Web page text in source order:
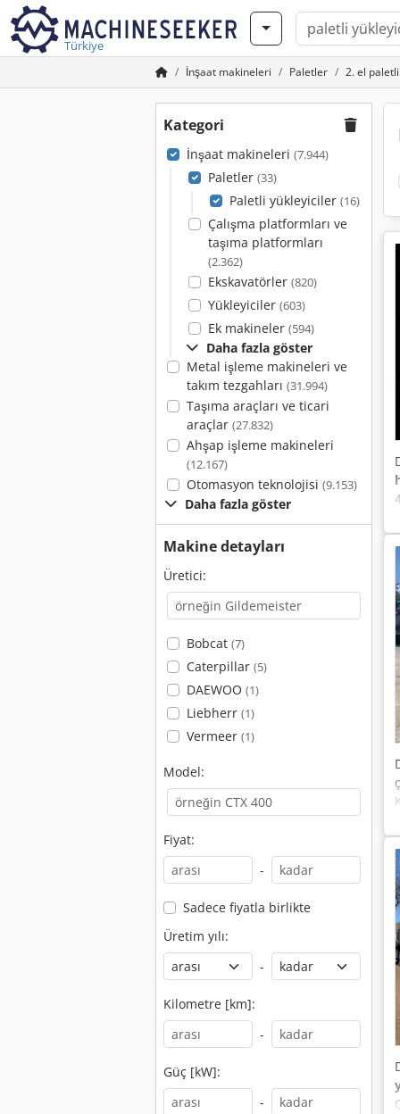
Türkiye
İnşaat makineleri Paletler 2. el
Kategori
İnşaat makineleri (7.944)
Paletler (33)
Paletli yükleyiciler (16)
Çalışma platformları ve
taşıma platformları
(2.362)
Ekskavatörler (820)
Yükleyiciler (603)
Ek makineler (594)
Daha fazla göster
Metal işleme makineleri ve
takım tezgahları (31.994)
Taşıma araçları ve ticari
araçlar (27.832)
Ahşap işleme makineleri
(12.167)
Otomasyon teknolojisi (9.153)
Daha fazla göster
Makine detayları
Üretici:
Bobcat (7)
Caterpillar (5)
DAEWOO (1)
Liebherr (1)
Vermeer (1)
Model:
Fiyat:
-
Sadece fiyatla birlikte
Üretim yılı:
-
Kilometre [km]:
-
Güç [kW]:
-